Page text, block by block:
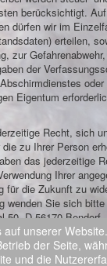
berücksichtigt.
dürfen wir im
erteilen,
zur
der
Eigentum
Recht, sich
zu Ihrer Person
das jederzeitige
Ihrer
für die Zukunft zu
wenden Sie sich
50, D-56170 Bendorf.
Startseite
Kontakt
auf unserer
der Seite,
und die